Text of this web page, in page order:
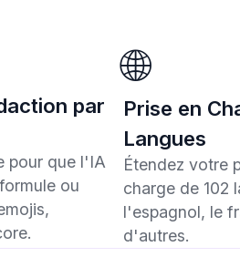
par
pour que l'IA
ou
🌐
Prise en
Langues
Étendez votre
charge de 102
l'espagnol, le
d'autres.